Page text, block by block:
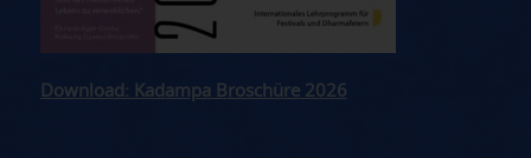
Download: Kadampa Broschüre 2026